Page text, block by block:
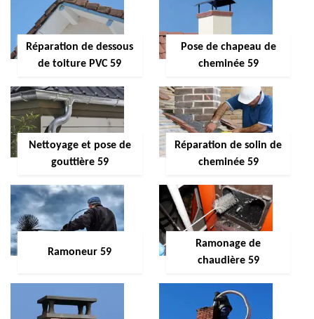
Réparation de dessous
de toiture PVC 59
Pose de chapeau de
cheminée 59
Nettoyage et pose de
gouttière 59
Réparation de solin de
cheminée 59
Ramoneur 59
Ramonage de
chaudière 59